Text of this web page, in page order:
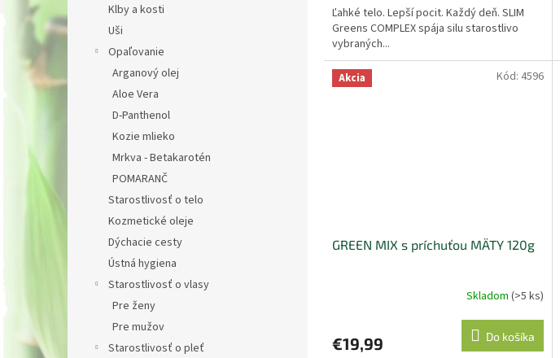
Klby a kosti
Uši
Opaľovanie
Arganový olej
Aloe Vera
D-Panthenol
Kozie mlieko
Mrkva - Betakarotén
POMARANČ
Starostlivosť o telo
Kozmetické oleje
Dýchacie cesty
Ústná hygiena
Starostlivosť o vlasy
Pre ženy
Pre mužov
Starostlivosť o pleť
z
5
hviezdičiek.
Ľahké telo. Lepší pocit. Každý deň. SLIM
Greens COMPLEX spája silu starostlivo
vybraných...
Akcia
GREEN MIX s príchuťou MÄTY 120g
je
Skladom (>5 ks)
€19,99 Do košíka
Kód: 4596